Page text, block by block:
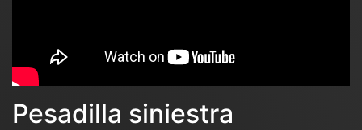
Pesadilla siniestra